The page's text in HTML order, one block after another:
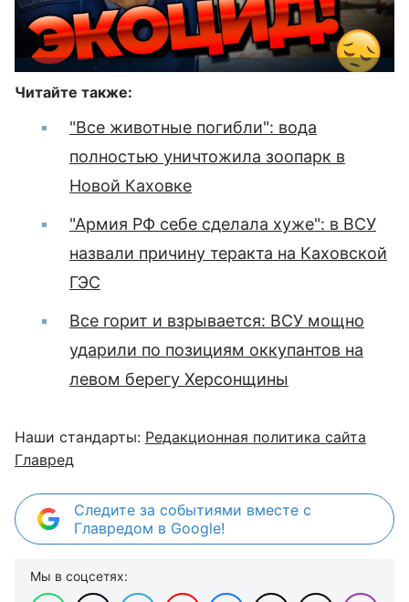
Читайте также:
"Все животные погибли": вода
полностью уничтожила зоопарк в
Новой Каховке
"Армия РФ себе сделала хуже": в ВСУ
назвали причину теракта на Каховской
ГЭС
Все горит и взрывается: ВСУ мощно
ударили по позициям оккупантов на
левом берегу Херсонщины
Наши стандарты: Редакционная политика сайта
Главред
Следите за событиями вместе с
Главредом в Google!
Мы в соцсетях: